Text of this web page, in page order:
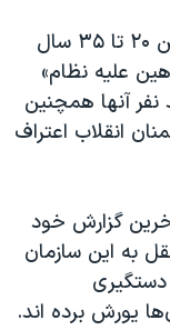
او همچنین سن افراد دستگیر شده را بین ۲۰ تا ۳۵ سال
علیه نظام»
آنها همچنین
انقلاب اعتراف
گزارش خود
به این سازمان
دستگیری
یورش برده اند.